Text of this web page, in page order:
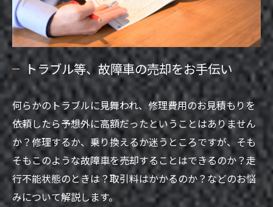
トラブル等、故障車の売却をお手伝い
何らかのトラブルに見舞われ、修理費用のお見積もりを
依頼したら予想外に高額だったということはありません
か？修理するか、乗り換えるか迷うところですが、そも
そもこのような故障車を売却することはできるのか？走
行不能状態のときは？取引料はかかるのか？などのお悩
みについて解説します。